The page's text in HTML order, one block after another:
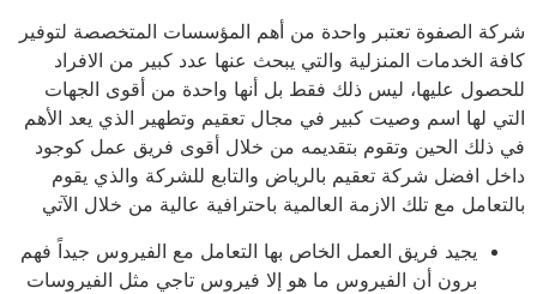
الصفوة تعتبر واحدة من أهم المؤسسات المتخصصة لتوفير
الخدمات المنزلية والتي يبحث عنها عدد كبير من الافراد
عليها، ليس ذلك فقط بل أنها واحدة من أقوى الجهات
لها اسم وصيت كبير في مجال تعقيم وتطهير الذي يعد الأهم
الحين وتقوم بتقديمه من خلال أقوى فريق عمل كوجود
افضل شركة تعقيم بالرياض والتابع للشركة والذي يقوم
مع تلك الازمة العالمية باحترافية عالية من خلال الآتي
يجيد فريق العمل الخاص بها التعامل مع الفيروس جيداً فهم
برون أن الفيروس ما هو إلا فيروس تاجي مثل الفيروسات